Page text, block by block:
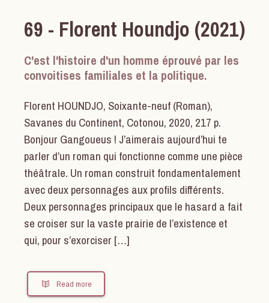
69 - Florent Houndjo (2021)
C'est l'histoire d'un homme éprouvé par les
convoitises familiales et la politique.
Florent HOUNDJO, Soixante-neuf (Roman),
Savanes du Continent, Cotonou, 2020, 217 p.
Bonjour Gangoueus ! J’aimerais aujourd’hui te
parler d’un roman qui fonctionne comme une pièce
théâtrale. Un roman construit fondamentalement
avec deux personnages aux profils différents.
Deux personnages principaux que le hasard a fait
se croiser sur la vaste prairie de l’existence et
qui, pour s’exorciser […]
Read more